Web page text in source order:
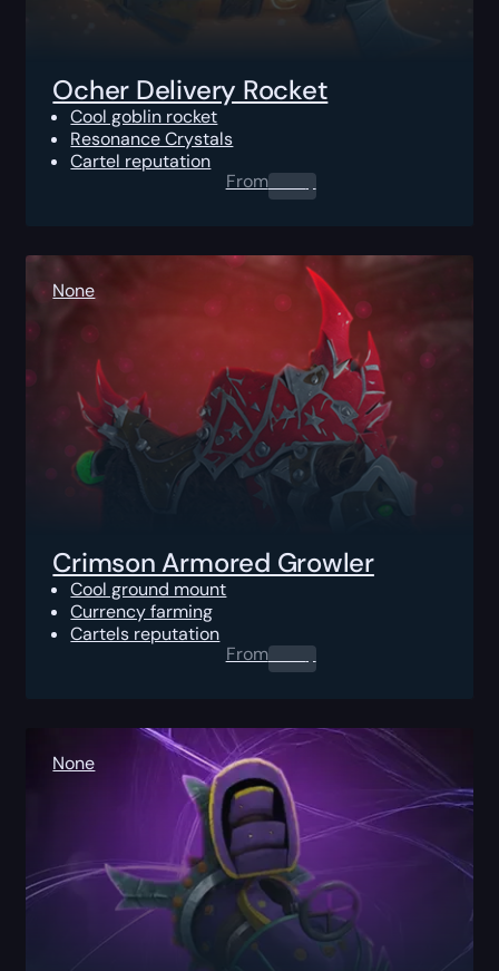
Ocher Delivery Rocket
Cool goblin rocket
Resonance Crystals
Cartel reputation
From0.00 $
None
Crimson Armored Growler
Cool ground mount
Currency farming
Cartels reputation
From0.00 $
None